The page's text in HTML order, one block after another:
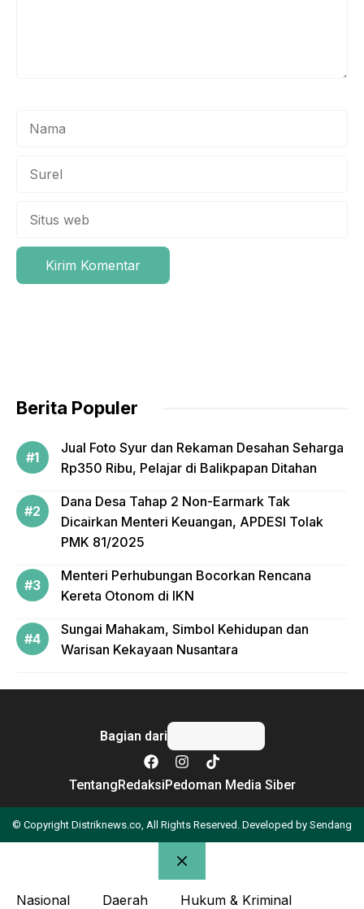
Berita Populer
Jual Foto Syur dan Rekaman Desahan Seharga
Rp350 Ribu, Pelajar di Balikpapan Ditahan
Dana Desa Tahap 2 Non-Earmark Tak
Dicairkan Menteri Keuangan, APDESI Tolak
PMK 81/2025
Menteri Perhubungan Bocorkan Rencana
Kereta Otonom di IKN
Sungai Mahakam, Simbol Kehidupan dan
Warisan Kekayaan Nusantara
Bagian dari
TentangRedaksiPedoman Media Siber
© Copyright Distriknews.co, All Rights Reserved. Developed by Sendang
Nasional Daerah Hukum & Kriminal